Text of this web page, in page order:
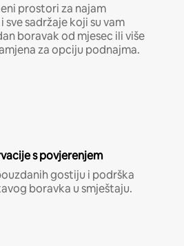
prostori za najam
sve sadržaje koji su vam
boravak od mjesec ili više
za opciju podnajma.
s povjerenjem
gostiju i podrška
boravka u smještaju.